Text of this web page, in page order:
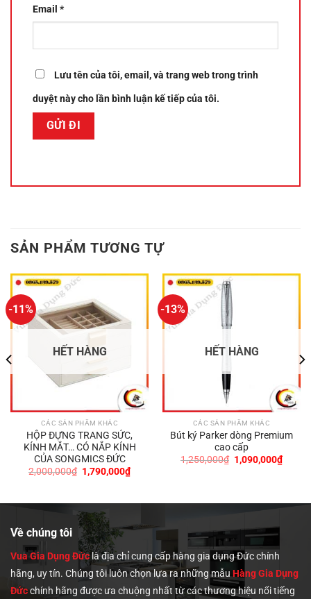
Email *
Lưu tên của tôi, email, và trang web trong trình
duyệt này cho lần bình luận kế tiếp của tôi.
SẢN PHẨM TƯƠNG TỰ
-11%
HẾT HÀNG
CÁC SẢN PHẨM KHÁC
HỘP ĐỰNG TRANG SỨC,
KÍNH MẮT… CÓ NẮP KÍNH
CỦA SONGMICS ĐỨC
2,000,000₫ Giá
gốc
1,790,000₫Giá
hiện
1,790,000₫.
-13%
HẾT HÀNG
CÁC SẢN PHẨM KHÁC
Bút ký Parker dòng Premium
cao cấp
1,250,000₫ Giá
gốc
1,090,000₫Giá
hiện
Về chúng tôi
Vua Gia Dụng Đứclà địa chỉ cung cấp hàng gia dụng Đức chính
hãng, uy tín. Chúng tôiluôn chọn lựa ra những mẫu Hàng Gia Dụng
Đứcchính hãng được ưa chuộng nhất từ các thương hiệu nổi tiếng